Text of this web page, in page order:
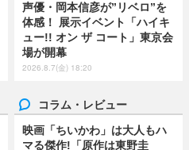
声優・岡本信彦が”リベロ”を
体感！ 展示イベント「ハイキ
ュー!! オン ザ コート」東京会
場が開幕
2026.8.7(金) 18:20
コラム・レビュー
映画「ちいかわ」は大人もハ
マる傑作!「原作は東野圭